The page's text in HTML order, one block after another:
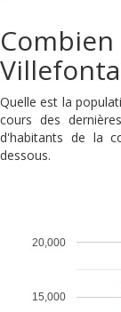
Quelle est la
cours des
d'habitants de la
dessous.
15,000
20,000